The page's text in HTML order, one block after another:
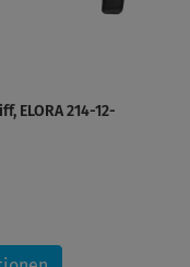
ELORA 214-12-